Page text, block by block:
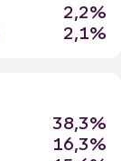
2,2%
2,1%
38,3%
16,3%